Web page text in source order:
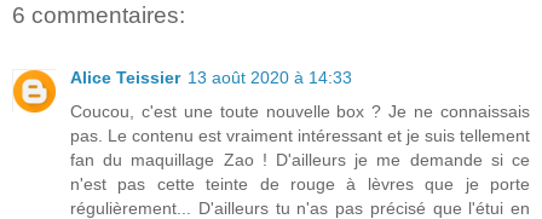
6 commentaires:
Alice Teissier 13 août 2020 à 14:33
Coucou, c'est une toute nouvelle box ? Je ne connaissais
pas. Le contenu est vraiment intéressant et je suis tellement
fan du maquillage Zao ! D'ailleurs je me demande si ce
n'est pas cette teinte de rouge à lèvres que je porte
régulièrement... D'ailleurs tu n'as pas précisé que l'étui en